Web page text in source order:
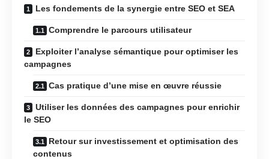
Les fondements de la synergie entre SEO et SEA
Comprendre le parcours utilisateur
Exploiter l’analyse sémantique pour optimiser les
campagnes
Cas pratique d’une mise en œuvre réussie
Utiliser les données des campagnes pour enrichir
le SEO
Retour sur investissement et optimisation des
contenus